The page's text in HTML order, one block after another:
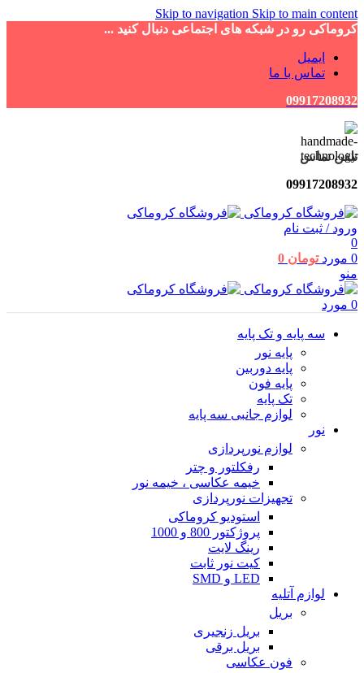
Skip to navigation Skip to main content
کروماکی رو در شبکه های اجتماعی دنبال کنید ...
ایمیل
تماس با ما
09917208932
تلفن تماس
09917208932
ورود / ثبت نام
0
0 مورد تومان
منو
0 مورد
سه پایه و تک پایه
پایه نور
پایه دوربین
پایه فون
تک پایه
لوازم جانبی سه پایه
نور
لوازم نورپردازی
رفکلتور و چتر
خیمه عکاسی ، خیمه نور
تجهیزات نورپردازی
استودیو کروماکی
پروژکتور 800 و 1000
رینگ لایت
کیت نور ثابت
LED و SMD
لوازم آتلیه
بریل
بریل زنجیری
بریل برقی
فون عکاسی